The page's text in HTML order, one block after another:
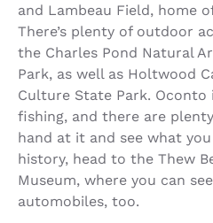
and Lambeau Field, home
There’s plenty of outdoor
the Charles Pond Natural
Park, as well as Holtwood
Culture State Park.
fishing, and there are
hand at it and see what
history, head to the Thew
Museum, where you can
automobiles, too.